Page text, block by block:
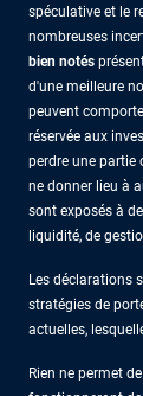
spéculative et le
nombreuses
bien notés
d'une meilleure
peuvent
réservée aux
perdre une partie
ne donner lieu à
sont exposés à
liquidité, de
Les déclarations
stratégies de
actuelles,
Rien ne permet